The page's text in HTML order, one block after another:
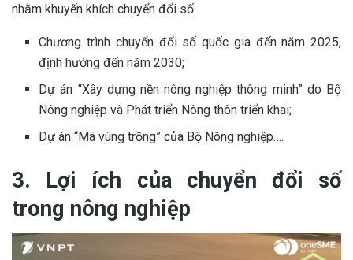
nhằm khuyến khích chuyển đổi số:
Chương trình chuyển đổi số quốc gia đến năm 2025,
định hướng đến năm 2030;
Dự án “Xây dựng nền nông nghiệp thông minh” do Bộ
Nông nghiệp và Phát triển Nông thôn triển khai;
Dự án “Mã vùng trồng” của Bộ Nông nghiệp….
3. Lợi ích của chuyển đổi số
trong nông nghiệp